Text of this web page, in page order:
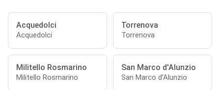
Acquedolci
Acquedolci
Torrenova
Torrenova
Militello Rosmarino
Militello Rosmarino
San Marco d'Alunzio
San Marco d'Alunzio